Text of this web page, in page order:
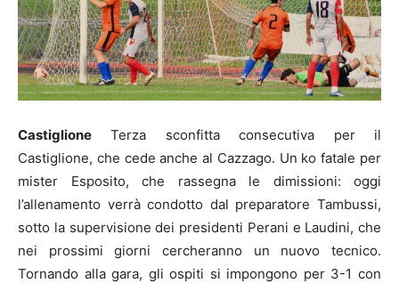
Castiglione Terza sconfitta consecutiva per il
Castiglione, che cede anche al Cazzago. Un ko fatale per
mister Esposito, che rassegna le dimissioni: oggi
l’allenamento verrà condotto dal preparatore Tambussi,
sotto la supervisione dei presidenti Perani e Laudini, che
nei prossimi giorni cercheranno un nuovo tecnico.
Tornando alla gara, gli ospiti si impongono per 3-1 con